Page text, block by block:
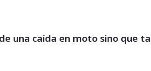
una caída en moto sino que